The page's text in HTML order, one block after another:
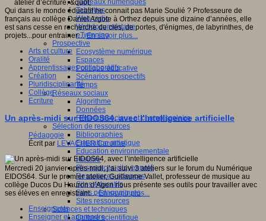
Tableaux numériques
Tablettes
Web radio
Webdocumentaire
eTwinning
Prospective
Ecosystème numérique
Espaces
Politique éducative
Scénarios prospectifs
Temps
Réseaux sociaux
Algorithme
Données
Réseaux sociaux et champ scolaire
Sélection de ressources
Bibliographies
Education artistique
Education environnementale
Histoire
Ressources citoyenneté
Ressources sciences
Sites éducatifs
Sites pédagogiques
Sites ressources
Sciences et techniques
Culture scientifique
Qui dans le monde éducatif ne connait pas Marie Soulié ? Professeure de
français au collège Daniel Argote à Orthez depuis une dizaine d’années, elle
est sans cesse en recherche de clés, de portes, d'énigmes, de labyrinthes, de
projets...pour entrainer…En savoir plus...
Arts et culture
Oralité
Apprentissages collaboratifs
Création
Pluridisciplinarité
Collège
Ecriture
Un après-midi sur EIDOS64, avec l’intelligence artificielle
Pédagogie
Écrit par LEVACHER Caroline
Mercredi 20 janvier après-midi, j’ai suivi 3 ateliers sur le forum du Numérique
EIDOS64. Sur le premier atelier, Guillaume Vallet, professeur de musique au
collège Ducos Du Hauron d’Agen nous présente ses outils pour travailler avec
ses élèves en enregistrant…En savoir plus...
Enseignants
Enseigner et apprendre